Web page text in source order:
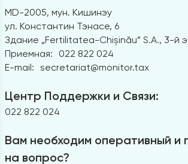
MD-2005, мун. Кишинэу
ул. Константин Тэнасе, 6
Здание „Fertilitatea-Chișinău” S.A., 3-й
Приемная:
022 822 024
E-mail: secretariat@monitor.tax
Центр Поддержки и Связи:
022 822 024
Вам необходим оперативный и
на вопрос?